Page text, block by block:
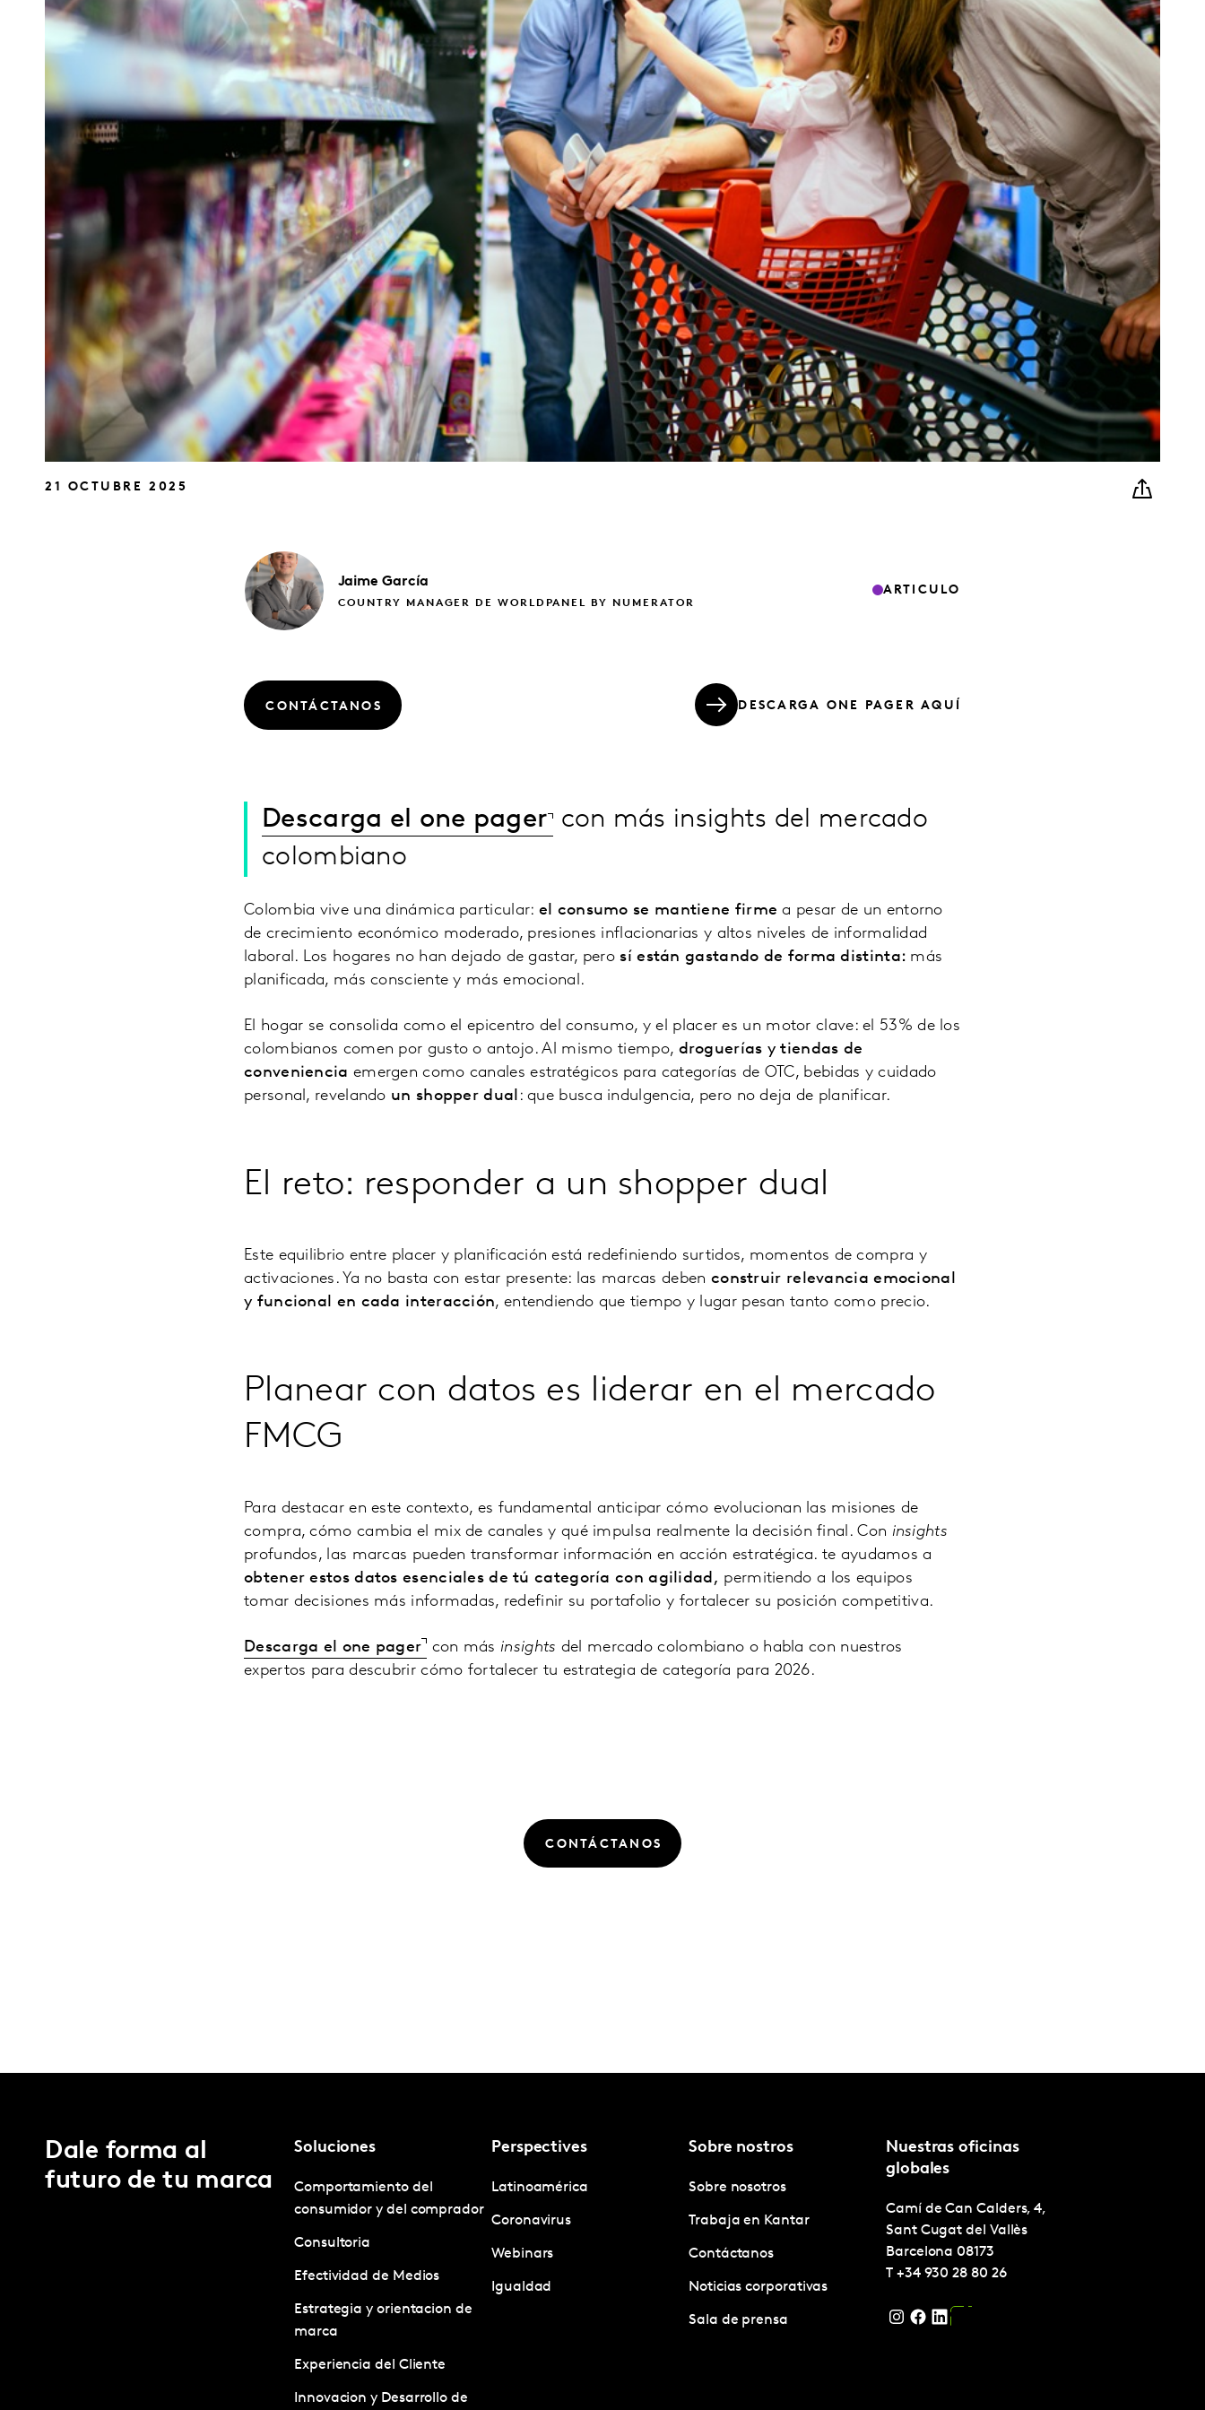
21 OCTUBRE 2025
Jaime García
COUNTRY MANAGER DE WORLDPANEL BY NUMERATOR
ARTICULO
CONTÁCTANOS DESCARGA ONE PAGER AQUÍ
Descarga el one pager con más insights del mercado
colombiano
Colombia vive una dinámica particular: el consumo se mantiene firme a pesar de un entorno
de crecimiento económico moderado, presiones inflacionarias y altos niveles de informalidad
laboral. Los hogares no han dejado de gastar, pero sí están gastando de forma distinta: más
planificada, más consciente y más emocional.
El hogar se consolida como el epicentro del consumo, y el placer es un motor clave: el 53% de los
colombianos comen por gusto o antojo. Al mismo tiempo, droguerías y tiendas de
conveniencia emergen como canales estratégicos para categorías de OTC, bebidas y cuidado
personal, revelando un shopper dual : que busca indulgencia, pero no deja de planificar.
El reto: responder a un shopper dual
Este equilibrio entre placer y planificación está redefiniendo surtidos, momentos de compra y
activaciones. Ya no basta con estar presente: las marcas deben construir relevancia emocional
y funcional en cada interacción, entendiendo que tiempo y lugar pesan tanto como precio.
Planear con datos es liderar en el mercado
FMCG
Para destacar en este contexto, es fundamental anticipar cómo evolucionan las misiones de
compra, cómo cambia el mix de canales y qué impulsa realmente la decisión final. Con insights
profundos, las marcas pueden transformar información en acción estratégica. te ayudamos a
obtener estos datos esenciales de tú categoría con agilidad, permitiendo a los equipos
tomar decisiones más informadas, redefinir su portafolio y fortalecer su posición competitiva.
Descarga el one pager con másinsights del mercado colombiano o habla con nuestros
expertos para descubrir cómo fortalecer tu estrategia de categoría para 2026.
CONTÁCTANOS
Dale forma al
futuro de tu marca
Soluciones
Comportamiento del
consumidor y del comprador
Consultoria
Efectividad de Medios
Estrategia y orientacion de
marca
Experiencia del Cliente
Innovacion y Desarrollo de
Perspectives
Latinoamérica
Coronavirus
Webinars
Igualdad
Sobre nostros
Sobre nosotros
Trabaja en Kantar
Contáctanos
Noticias corporativas
Sala de prensa
Nuestras oficinas
globales
Camí de Can Calders, 4,
Sant Cugat del Vallès
Barcelona 08173
T +34 930 28 80 26